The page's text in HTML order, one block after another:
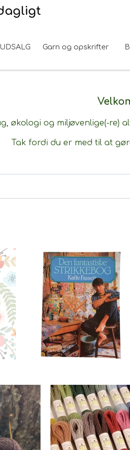
UDSALG Garn og opskrifter
økologi og miljøvenlige(-re)
Tak fordi du er med til at